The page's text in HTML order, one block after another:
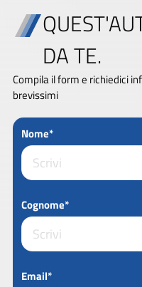
DA TE.
Compila il form e richiedici
brevissimi
Nome*
Cognome*
Email*